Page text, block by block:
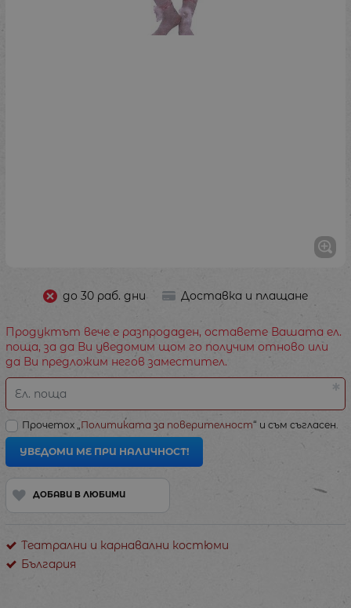
до 30 раб. дни Доставка и плащане
Продуктът вече е разпродаден, оставете Вашата ел.
поща, за да Ви уведомим щом го получим отново или
да Ви предложим негов заместител.
Ел. поща
Прочетох „ Политиката за поверителност“ и съм съгласен.
УВЕДОМИ МЕ ПРИ НАЛИЧНОСТ!
ДОБАВИ В ЛЮБИМИ
Театрални и карнавални костюми
България